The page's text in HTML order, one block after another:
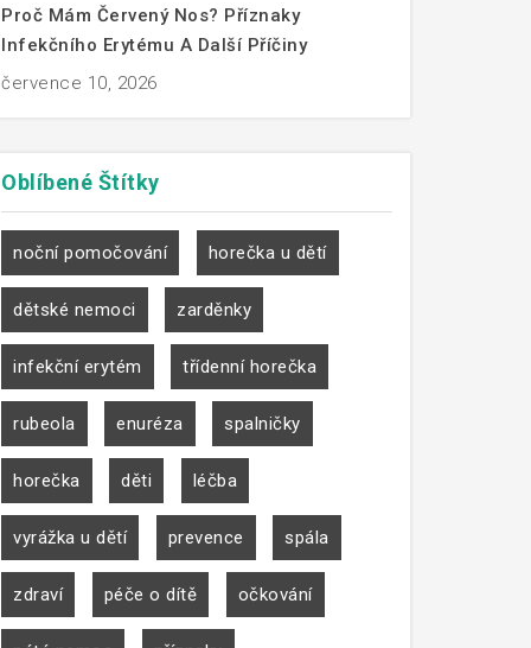
Proč Mám Červený Nos? Příznaky
Infekčního Erytému A Další Příčiny
července 10, 2026
Oblíbené Štítky
noční pomočování horečka u dětí
dětské nemoci zarděnky
infekční erytém třídenní horečka
rubeola enuréza spalničky
horečka děti léčba
vyrážka u dětí prevence spála
zdraví péče o dítě očkování